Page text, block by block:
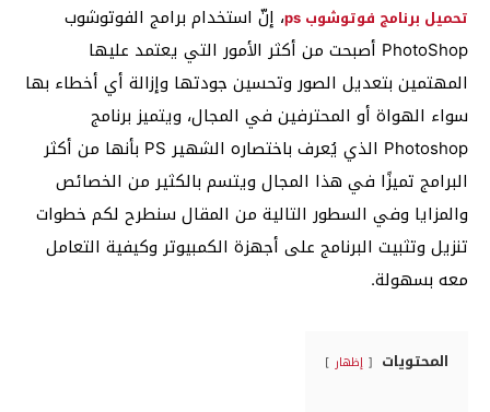
تحميل برنامج فوتوشوب ps
، إنّ استخدام برامج الفوتوشوب
PhotoShop أصبحت من أكثر الأمور التي يعتمد عليها
المهتمين بتعديل الصور وتحسين جودتها وإزالة أي أخطاء بها
سواء الهواة أو المحترفين في المجال، ويتميز برنامج
Photoshop الذي يُعرف باختصاره الشهير PS بأنها من أكثر
البرامج تميزًا في هذا المجال ويتسم بالكثير من الخصائص
والمزايا وفي السطور التالية من المقال سنطرح لكم خطوات
تنزيل وتثبيت البرنامج على أجهزة الكمبيوتر وكيفية التعامل
معه بسهولة.
المحتويات إظهار